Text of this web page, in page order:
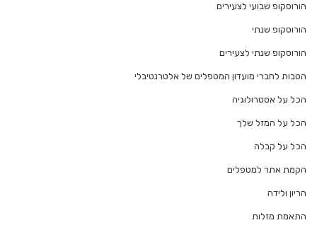
הורוסקופ שבועי לצעירים
הורוסקופ שנתי
הורוסקופ שנתי לצעירים
הטבות לחברי מועדון המטפלים של אלטרנטיבלי
הכל על אסטרולוגיה
הכל על המזל שלך
הכל על קבלה
הקמת אתר למטפלים
הריון ולידה
התאמת מזלות